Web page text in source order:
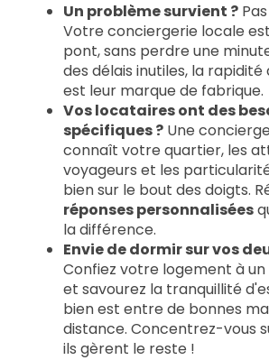
Un problème survient ?
Votre conciergerie locale
pont, sans perdre une
des délais inutiles, la
est leur marque de fabrique.
Vos locataires ont des
spécifiques ? Une
connaît votre quartier, les
voyageurs et les
bien sur le bout des doigts.
réponses personnalisées
la différence.
Envie de dormir sur vos
Confiez votre logement à
et savourez la tranquillité
bien est entre de bonnes
distance. Concentrez-vous
ils gèrent le reste !